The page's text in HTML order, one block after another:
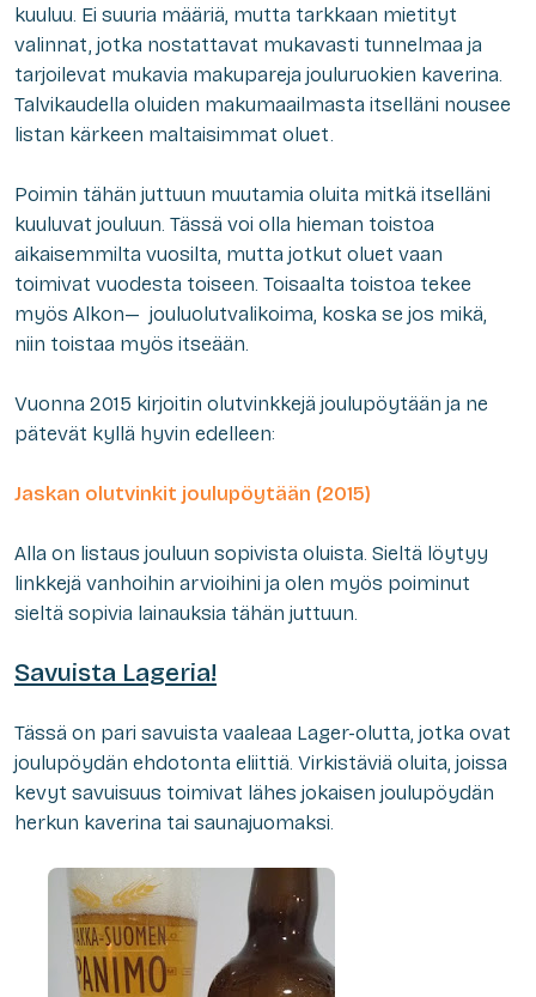
kuuluu. Ei suuria määriä, mutta tarkkaan mietityt
valinnat, jotka nostattavat mukavasti tunnelmaa ja
tarjoilevat mukavia makupareja jouluruokien kaverina.
Talvikaudella oluiden makumaailmasta itselläni nousee
listan kärkeen maltaisimmat oluet.
Poimin tähän juttuun muutamia oluita mitkä itselläni
kuuluvat jouluun. Tässä voi olla hieman toistoa
aikaisemmilta vuosilta, mutta jotkut oluet vaan
toimivat vuodesta toiseen. Toisaalta toistoa tekee
myös Alkon— jouluolutvalikoima, koska se jos mikä,
niin toistaa myös itseään.
Vuonna 2015 kirjoitin olutvinkkejä joulupöytään ja ne
pätevät kyllä hyvin edelleen:
Jaskan olutvinkit joulupöytään (2015)
Alla on listaus jouluun sopivista oluista. Sieltä löytyy
linkkejä vanhoihin arvioihini ja olen myös poiminut
sieltä sopivia lainauksia tähän juttuun.
Savuista Lageria!
Tässä on pari savuista vaaleaa Lager-olutta, jotka ovat
joulupöydän ehdotonta eliittiä. Virkistäviä oluita, joissa
kevyt savuisuus toimivat lähes jokaisen joulupöydän
herkun kaverina tai saunajuomaksi.